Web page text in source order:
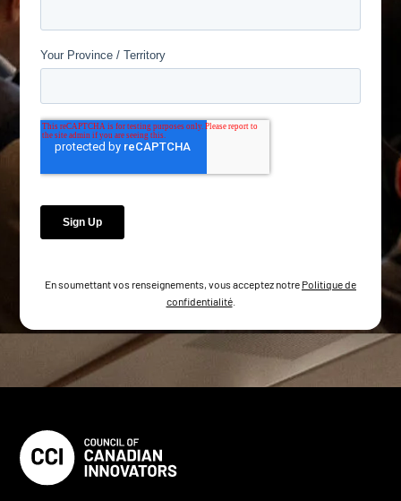
En soumettant vos renseignements, vous acceptez notre Politique de
confidentialité.